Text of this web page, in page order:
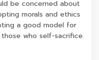
be concerned about
morals and ethics
a good model for
who self-sacrifice.